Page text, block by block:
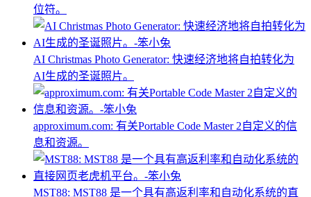
位符。
AI Christmas Photo Generator: 快速经济地将自拍转化为
AI生成的圣诞照片。
approximum.com: 有关Portable Code Master 2自定义的信
息和资源。
MST88: MST88 是一个具有高返利率和自动化系统的直